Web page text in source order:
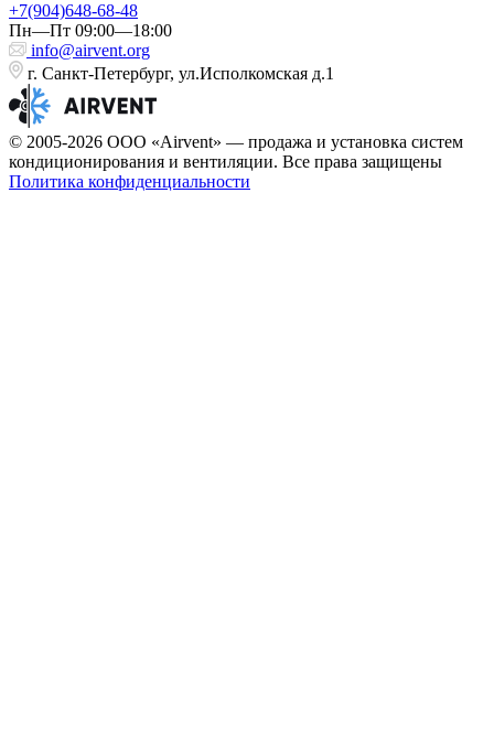
+7(904)648-68-48
Пн—Пт 09:00—18:00
info@airvent.org
г. Санкт-Петербург, ул.Исполкомская д.1
© 2005-2026 ООО «Airvent» — продажа и установка систем
кондиционирования и вентиляции. Все права защищены
Политика конфиденциальности